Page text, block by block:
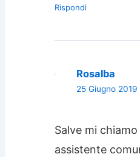
Rispondi
Rosalba
25 Giugno 2019
Salve mi
assistente